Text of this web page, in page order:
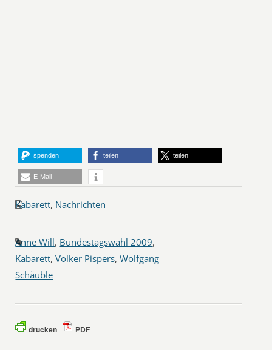
spenden teilen teilen
E-Mail
Kabarett, Nachrichten
Anne Will, Bundestagswahl 2009,
Kabarett,Volker Pispers,Wolfgang
Schäuble
drucken PDF